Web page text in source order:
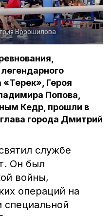
Ворошилова
Героя
Попова,
Кедр, прошли в
города Дмитрий
службе
Он был
войны,
операций на
специальной